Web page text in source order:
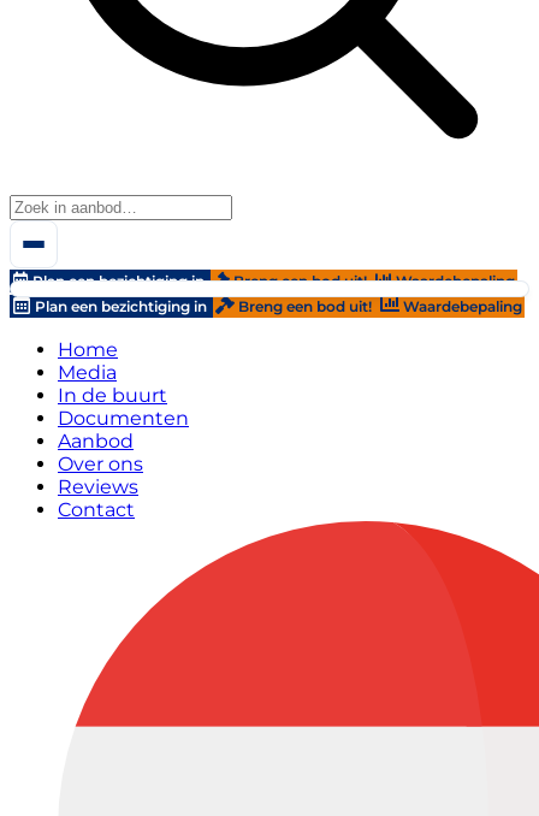
Plan een bezichtiging in Breng een bod uit!
Waardebepaling
Plan een bezichtiging in
Breng een bod uit! Waardebepaling
Home
Media
In de buurt
Documenten
Aanbod
Over ons
Reviews
Contact